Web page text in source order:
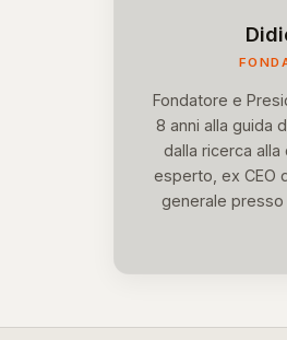
Fondatore e
8 anni alla guida
dalla ricerca
esperto, ex CEO
generale presso